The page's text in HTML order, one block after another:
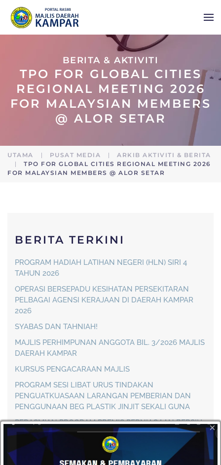
Skip to main content
BERITA & AKTIVITI
TPO FOR GLOBAL CITIES
REGIONAL MEETING 2026
FOR MALAYSIAN MEMBERS
@ ALOR SETAR
UTAMA PUSAT MEDIA
ARKIB AKTIVITI & BERITA
TPO FOR GLOBAL CITIES REGIONAL MEETING 2026
FOR MALAYSIAN MEMBERS @ ALOR SETAR
BERITA TERKINI
PROGRAM HADIAH LATIHAN NEGERI (HLN) SIRI 4
TAHUN 2026
OPERASI BERSEPADU KESIHATAN PERSEKITARAN
PELBAGAI AGENSI KERAJAAN DI DAERAH KAMPAR
2026
SYABAS DAN TAHNIAH!
MAJLIS PERHIMPUNAN ANGGOTA BIL. 3/2026 MAJLIS
DAERAH KAMPAR
KURSUS PENGACARAAN MAJLIS
PROGRAM SESI LIBAT URUS TINDAKAN
PENGUATKUASAAN LARANGAN PEMBERIAN DAN
PENGGUNAAN BEG PLASTIK JINJIT SEKALI GUNA
PERASMIAN PROGRAM PREMIS PERNIAGAAN BERSIH,
SIHAT DAN SELAMAT (PREBESS) 2026
TPO FOR GLOBAL CITIES REGIONAL MEETING 2026
FOR MALAYSIAN MEMBERS @ ALOR SETAR
×